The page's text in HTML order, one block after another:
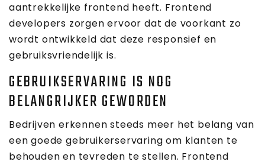
aantrekkelijke frontend heeft. Frontend
developers zorgen ervoor dat de voorkant zo
wordt ontwikkeld dat deze responsief en
gebruiksvriendelijk is.
GEBRUIKSERVARING IS NOG
BELANGRIJKER GEWORDEN
Bedrijven erkennen steeds meer het belang van
een goede gebruikerservaring om klanten te
behouden en tevreden te stellen. Frontend